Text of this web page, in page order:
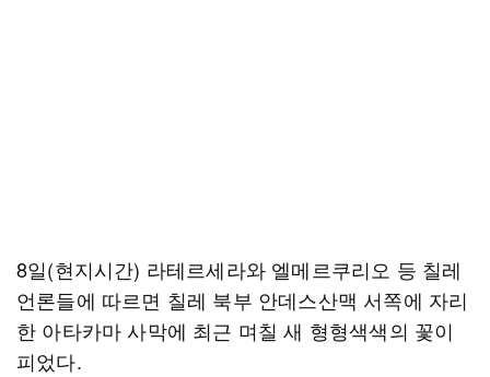
8일(현지시간) 라테르세라와 엘메르쿠리오 등 칠레
언론들에 따르면 칠레 북부 안데스산맥 서쪽에 자리
한 아타카마 사막에 최근 며칠 새 형형색색의 꽃이
피었다.